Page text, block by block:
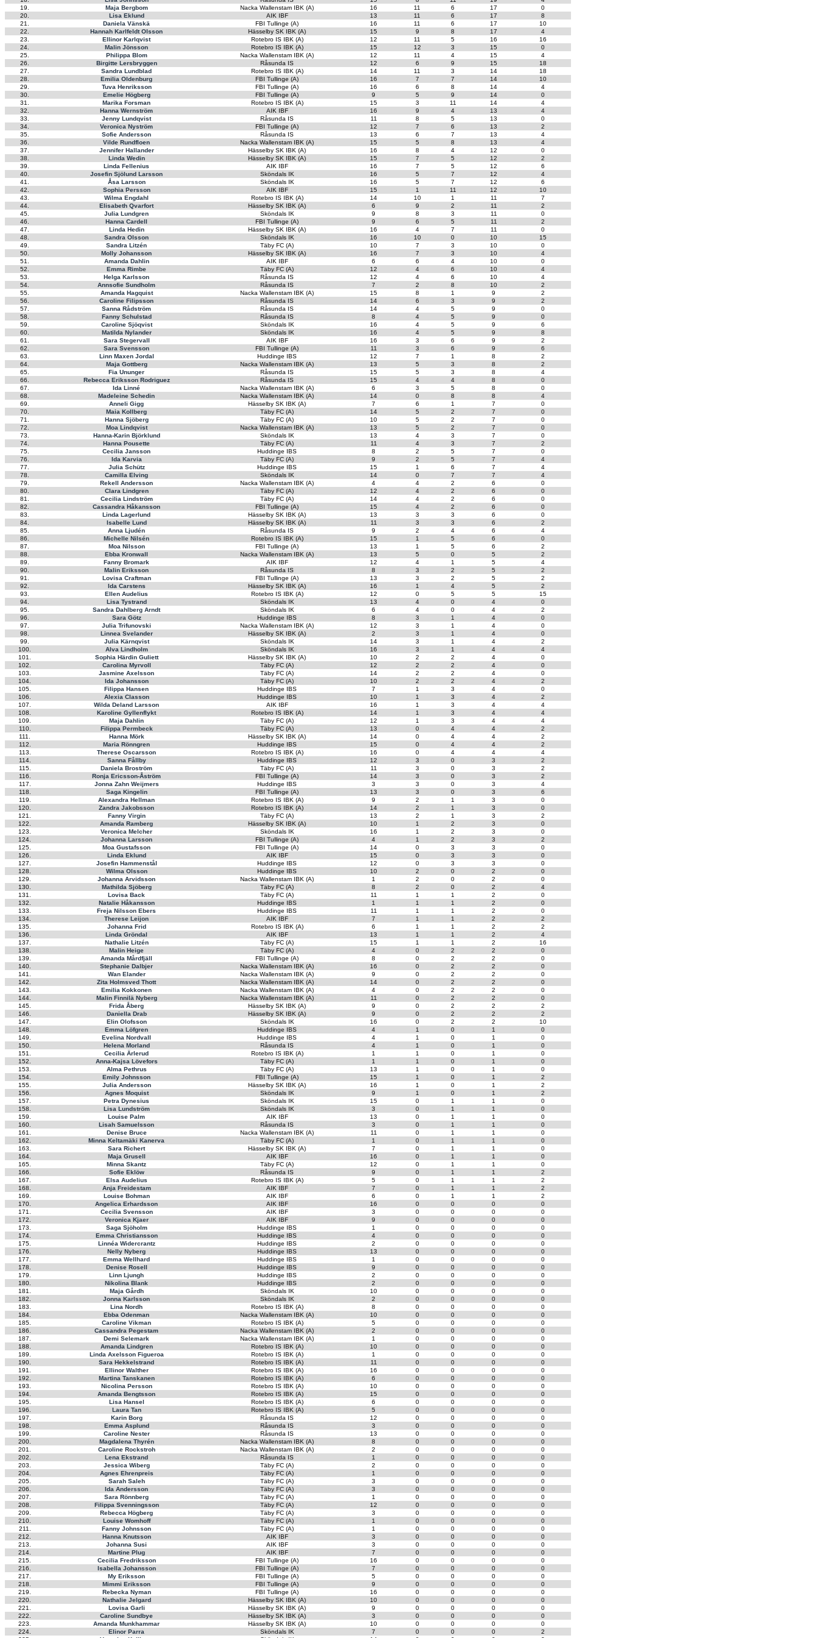
19.
Maja Bergbom Nacka Wallenstam IBK (A) 16 11 6 17
0
20.
Lisa Eklund AIK IBF 13 11 6 17
8
21.
Daniela Vänskä FBI Tullinge (A) 16 11 6 17
10
22.
Hannah Karlfeldt Olsson Hässelby SK IBK (A) 15 9 8 17
4
23.
Ellinor Karlqvist Rotebro IS IBK (A) 12 11 5 16
16
24.
Malin Jönsson Rotebro IS IBK (A) 15 12 3 15
0
25.
Philippa Blom Nacka Wallenstam IBK (A) 12 11 4 15
4
26.
Birgitte Lersbryggen Råsunda IS 12 6 9 15
18
27.
Sandra Lundblad Rotebro IS IBK (A) 14 11 3 14
18
28.
Emilia Oldenburg FBI Tullinge (A) 16 7 7 14
10
29.
Tuva Henriksson FBI Tullinge (A) 16 6 8 14
4
30.
Emelie Högberg FBI Tullinge (A) 9 5 9 14
0
31.
Marika Forsman Rotebro IS IBK (A) 15 3 11 14
4
32.
Hanna Wernström AIK IBF 16 9 4 13
4
33.
Jenny Lundqvist Råsunda IS 11 8 5 13
0
34.
Veronica Nyström FBI Tullinge (A) 12 7 6 13
2
35.
Sofie Andersson Råsunda IS 13 6 7 13
4
36.
Vilde Rundfloen Nacka Wallenstam IBK (A) 15 5 8 13
4
37.
Jennifer Hallander Hässelby SK IBK (A) 16 8 4 12
0
38.
Linda Wedin Hässelby SK IBK (A) 15 7 5 12
2
39.
Linda Fellenius AIK IBF 16 7 5 12
6
40.
Josefin Sjölund Larsson Sköndals IK 16 5 7 12
4
41.
Åsa Larsson Sköndals IK 16 5 7 12
6
42.
Sophia Persson AIK IBF 15 1 11 12
10
43.
Wilma Engdahl Rotebro IS IBK (A) 14 10 1 11
7
44.
Elisabeth Qvarfort Hässelby SK IBK (A) 6 9 2 11
2
45.
Julia Lundgren Sköndals IK 9 8 3 11
0
46.
Hanna Cardell FBI Tullinge (A) 9 6 5 11
2
47.
Linda Hedin Hässelby SK IBK (A) 16 4 7 11
0
48.
Sandra Olsson Sköndals IK 16 10 0 10
15
49.
Sandra Litzén Täby FC (A) 10 7 3 10
0
50.
Molly Johansson Hässelby SK IBK (A) 16 7 3 10
4
51.
Amanda Dahlin AIK IBF 6 6 4 10
0
52.
Emma Rimbe Täby FC (A) 12 4 6 10
4
53.
Helga Karlsson Råsunda IS 12 4 6 10
4
54.
Annsofie Sundholm Råsunda IS 7 2 8 10
2
55.
Amanda Hagquist Nacka Wallenstam IBK (A) 15 8 1 9
2
56.
Caroline Filipsson Råsunda IS 14 6 3 9
2
57.
Sanna Rådström Råsunda IS 14 4 5 9
0
58.
Fanny Schulstad Råsunda IS 8 4 5 9
0
59.
Caroline Sjöqvist Sköndals IK 16 4 5 9
6
60.
Matilda Nylander Sköndals IK 16 4 5 9
8
61.
Sara Stegervall AIK IBF 16 3 6 9
2
62.
Sara Svensson FBI Tullinge (A) 11 3 6 9
6
63.
Linn Maxen Jordal Huddinge IBS 12 7 1 8
2
64.
Maja Gottberg Nacka Wallenstam IBK (A) 13 5 3 8
2
65.
Fia Ununger Råsunda IS 15 5 3 8
4
66.
Rebecca Eriksson Rodriguez Råsunda IS 15 4 4 8
0
67.
Ida Linné Nacka Wallenstam IBK (A) 6 3 5 8
0
68.
Madeleine Schedin Nacka Wallenstam IBK (A) 14 0 8 8
4
69.
Anneli Gigg Hässelby SK IBK (A) 7 6 1 7
0
70.
Maia Kollberg Täby FC (A) 14 5 2 7
0
71.
Hanna Sjöberg Täby FC (A) 10 5 2 7
0
72.
Moa Lindqvist Nacka Wallenstam IBK (A) 13 5 2 7
0
73.
Hanna-Karin Björklund Sköndals IK 13 4 3 7
0
74.
Hanna Pousette Täby FC (A) 11 4 3 7
2
75.
Cecilia Jansson Huddinge IBS 8 2 5 7
0
76.
Ida Karvia Täby FC (A) 9 2 5 7
4
77.
Julia Schütz Huddinge IBS 15 1 6 7
4
78.
Camilla Elving Sköndals IK 14 0 7 7
4
79.
Rekell Andersson Nacka Wallenstam IBK (A) 4 4 2 6
0
80.
Clara Lindgren Täby FC (A) 12 4 2 6
0
81.
Cecilia Lindström Täby FC (A) 14 4 2 6
0
82.
Cassandra Håkansson FBI Tullinge (A) 15 4 2 6
0
83.
Linda Lagerlund Hässelby SK IBK (A) 13 3 3 6
0
84.
Isabelle Lund Hässelby SK IBK (A) 11 3 3 6
2
85.
Anna Ljudén Råsunda IS 9 2 4 6
4
86.
Michelle Nilsén Rotebro IS IBK (A) 15 1 5 6
0
87.
Moa Nilsson FBI Tullinge (A) 13 1 5 6
2
88.
Ebba Kronwall Nacka Wallenstam IBK (A) 13 5 0 5
2
89.
Fanny Bromark AIK IBF 12 4 1 5
4
90.
Malin Eriksson Råsunda IS 8 3 2 5
2
91.
Lovisa Craftman FBI Tullinge (A) 13 3 2 5
2
92.
Ida Carstens Hässelby SK IBK (A) 16 1 4 5
2
93.
Ellen Audelius Rotebro IS IBK (A) 12 0 5 5
15
94.
Lisa Tystrand Sköndals IK 13 4 0 4
0
95.
Sandra Dahlberg Arndt Sköndals IK 6 4 0 4
2
96.
Sara Götz Huddinge IBS 8 3 1 4
0
97.
Julia Trifunovski Nacka Wallenstam IBK (A) 12 3 1 4
0
98.
Linnea Svelander Hässelby SK IBK (A) 2 3 1 4
0
99.
Julia Kärnqvist Sköndals IK 14 3 1 4
2
100.
Alva Lindholm Sköndals IK 16 3 1 4
4
101.
Sophia Härdin Guliett Hässelby SK IBK (A) 10 2 2 4
0
102.
Carolina Myrvoll Täby FC (A) 12 2 2 4
0
103.
Jasmine Axelsson Täby FC (A) 14 2 2 4
0
104.
Ida Johansson Täby FC (A) 10 2 2 4
2
105.
Filippa Hansen Huddinge IBS 7 1 3 4
0
106.
Alexia Classon Huddinge IBS 10 1 3 4
2
107.
Wilda Deland Larsson AIK IBF 16 1 3 4
4
108.
Karoline Gyllenflykt Rotebro IS IBK (A) 14 1 3 4
4
109.
Maja Dahlin Täby FC (A) 12 1 3 4
4
110.
Filippa Permbeck Täby FC (A) 13 0 4 4
2
111.
Hanna Mörk Hässelby SK IBK (A) 14 0 4 4
2
112.
Maria Rönngren Huddinge IBS 15 0 4 4
2
113.
Therese Oscarsson Rotebro IS IBK (A) 16 0 4 4
4
114.
Sanna Fållby Huddinge IBS 12 3 0 3
2
115.
Daniela Broström Täby FC (A) 11 3 0 3
2
116.
Ronja Ericsson-Åström FBI Tullinge (A) 14 3 0 3
2
117.
Jonna Zahn Weijmers Huddinge IBS 3 3 0 3
4
118.
Saga Kingelin FBI Tullinge (A) 13 3 0 3
6
119.
Alexandra Hellman Rotebro IS IBK (A) 9 2 1 3
0
120.
Zandra Jakobsson Rotebro IS IBK (A) 14 2 1 3
0
121.
Fanny Virgin Täby FC (A) 13 2 1 3
2
122.
Amanda Ramberg Hässelby SK IBK (A) 10 1 2 3
0
123.
Veronica Melcher Sköndals IK 16 1 2 3
0
124.
Johanna Larsson FBI Tullinge (A) 4 1 2 3
2
125.
Moa Gustafsson FBI Tullinge (A) 14 0 3 3
0
126.
Linda Eklund AIK IBF 15 0 3 3
0
127.
Josefin Hammenstål Huddinge IBS 12 0 3 3
0
128.
Wilma Olsson Huddinge IBS 10 2 0 2
0
129.
Johanna Arvidsson Nacka Wallenstam IBK (A) 1 2 0 2
0
130.
Mathilda Sjöberg Täby FC (A) 8 2 0 2
4
131.
Lovisa Back Täby FC (A) 11 1 1 2
0
132.
Natalie Håkansson Huddinge IBS 1 1 1 2
0
133.
Freja Nilsson Ebers Huddinge IBS 11 1 1 2
0
134.
Therese Leijon AIK IBF 7 1 1 2
2
135.
Johanna Frid Rotebro IS IBK (A) 6 1 1 2
2
136.
Linda Gröndal AIK IBF 13 1 1 2
4
137.
Nathalie Litzén Täby FC (A) 15 1 1 2
16
138.
Malin Heige Täby FC (A) 4 0 2 2
0
139.
Amanda Mårdfjäll FBI Tullinge (A) 8 0 2 2
0
140.
Stephanie Dalbjer Nacka Wallenstam IBK (A) 16 0 2 2
0
141.
Wan Elander Nacka Wallenstam IBK (A) 9 0 2 2
0
142.
Zita Holmsved Thott Nacka Wallenstam IBK (A) 14 0 2 2
0
143.
Emilia Kokkonen Nacka Wallenstam IBK (A) 4 0 2 2
0
144.
Malin Finnilä Nyberg Nacka Wallenstam IBK (A) 11 0 2 2
0
145.
Frida Åberg Hässelby SK IBK (A) 9 0 2 2
2
146.
Daniella Drab Hässelby SK IBK (A) 9 0 2 2
2
147.
Elin Olofsson Sköndals IK 16 0 2 2
10
148.
Emma Löfgren Huddinge IBS 4 1 0 1
0
149.
Evelina Nordvall Huddinge IBS 4 1 0 1
0
150.
Helena Morland Råsunda IS 4 1 0 1
0
151.
Cecilia Ärlerud Rotebro IS IBK (A) 1 1 0 1
0
152.
Anna-Kajsa Lövefors Täby FC (A) 1 1 0 1
0
153.
Alma Pethrus Täby FC (A) 13 1 0 1
0
154.
Emily Johnsson FBI Tullinge (A) 15 1 0 1
2
155.
Julia Andersson Hässelby SK IBK (A) 16 1 0 1
2
156.
Agnes Moquist Sköndals IK 9 1 0 1
2
157.
Petra Dynesius Sköndals IK 15 0 1 1
0
158.
Lisa Lundström Sköndals IK 3 0 1 1
0
159.
Louise Palm AIK IBF 13 0 1 1
0
160.
Lisah Samuelsson Råsunda IS 3 0 1 1
0
161.
Denise Bruce Nacka Wallenstam IBK (A) 11 0 1 1
0
162.
Minna Keltamäki Kanerva Täby FC (A) 1 0 1 1
0
163.
Sara Richert Hässelby SK IBK (A) 7 0 1 1
0
164.
Maja Grusell AIK IBF 16 0 1 1
0
165.
Minna Skantz Täby FC (A) 12 0 1 1
0
166.
Sofie Eklöw Råsunda IS 9 0 1 1
2
167.
Elsa Audelius Rotebro IS IBK (A) 5 0 1 1
2
168.
Anja Freidestam AIK IBF 7 0 1 1
2
169.
Louise Bohman AIK IBF 6 0 1 1
2
170.
Angelica Erhardsson AIK IBF 16 0 0 0
0
171.
Cecilia Svensson AIK IBF 3 0 0 0
0
172.
Veronica Kjaer AIK IBF 9 0 0 0
0
173.
Saga Sjöholm Huddinge IBS 1 0 0 0
0
174.
Emma Christiansson Huddinge IBS 4 0 0 0
0
175.
Linnéa Widercrantz Huddinge IBS 2 0 0 0
0
176.
Nelly Nyberg Huddinge IBS 13 0 0 0
0
177.
Emma Wellhard Huddinge IBS 1 0 0 0
0
178.
Denise Rosell Huddinge IBS 9 0 0 0
0
179.
Linn Ljungh Huddinge IBS 2 0 0 0
0
180.
Nikolina Blank Huddinge IBS 2 0 0 0
0
181.
Maja Gårdh Sköndals IK 10 0 0 0
0
182.
Jonna Karlsson Sköndals IK 2 0 0 0
0
183.
Lina Nordh Rotebro IS IBK (A) 8 0 0 0
0
184.
Ebba Odenman Nacka Wallenstam IBK (A) 10 0 0 0
0
185.
Caroline Vikman Rotebro IS IBK (A) 5 0 0 0
0
186.
Cassandra Pegestam Nacka Wallenstam IBK (A) 2 0 0 0
0
187.
Demi Selemark Nacka Wallenstam IBK (A) 1 0 0 0
0
188.
Amanda Lindgren Rotebro IS IBK (A) 10 0 0 0
0
189.
Linda Axelsson Figueroa Rotebro IS IBK (A) 1 0 0 0
0
190.
Sara Hekkelstrand Rotebro IS IBK (A) 11 0 0 0
0
191.
Ellinor Walther Rotebro IS IBK (A) 16 0 0 0
0
192.
Martina Tanskanen Rotebro IS IBK (A) 6 0 0 0
0
193.
Nicolina Persson Rotebro IS IBK (A) 10 0 0 0
0
194.
Amanda Bengtsson Rotebro IS IBK (A) 15 0 0 0
0
195.
Lisa Hansel Rotebro IS IBK (A) 6 0 0 0
0
196.
Laura Tan Rotebro IS IBK (A) 5 0 0 0
0
197.
Karin Borg Råsunda IS 12 0 0 0
0
198.
Emma Asplund Råsunda IS 3 0 0 0
0
199.
Caroline Nester Råsunda IS 13 0 0 0
0
200.
Magdalena Thyrén Nacka Wallenstam IBK (A) 8 0 0 0
0
201.
Caroline Rockstroh Nacka Wallenstam IBK (A) 2 0 0 0
0
202.
Lena Ekstrand Råsunda IS 1 0 0 0
0
203.
Jessica Wiberg Täby FC (A) 2 0 0 0
0
204.
Agnes Ehrenpreis Täby FC (A) 1 0 0 0
0
205.
Sarah Saleh Täby FC (A) 3 0 0 0
0
206.
Ida Andersson Täby FC (A) 3 0 0 0
0
207.
Sara Rönnberg Täby FC (A) 1 0 0 0
0
208.
Filippa Svenningsson Täby FC (A) 12 0 0 0
0
209.
Rebecca Högberg Täby FC (A) 3 0 0 0
0
210.
Louise Womhoff Täby FC (A) 1 0 0 0
0
211.
Fanny Johnsson Täby FC (A) 1 0 0 0
0
212.
Hanna Knutsson AIK IBF 3 0 0 0
0
213.
Johanna Susi AIK IBF 3 0 0 0
0
214.
Martine Plug AIK IBF 7 0 0 0
0
215.
Cecilia Fredriksson FBI Tullinge (A) 16 0 0 0
0
216.
Isabella Johansson FBI Tullinge (A) 7 0 0 0
0
217.
My Eriksson FBI Tullinge (A) 5 0 0 0
0
218.
Mimmi Eriksson FBI Tullinge (A) 9 0 0 0
0
219.
Rebecka Nyman FBI Tullinge (A) 16 0 0 0
0
220.
Nathalie Jelgard Hässelby SK IBK (A) 10 0 0 0
0
221.
Lovisa Garli Hässelby SK IBK (A) 9 0 0 0
0
222.
Caroline Sundbye Hässelby SK IBK (A) 3 0 0 0
0
223.
Amanda Munkhammar Hässelby SK IBK (A) 10 0 0 0
0
224.
Elinor Parra Sköndals IK 7 0 0 0
2